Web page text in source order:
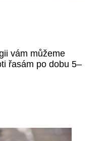
vám můžeme
řasám po dobu 5–